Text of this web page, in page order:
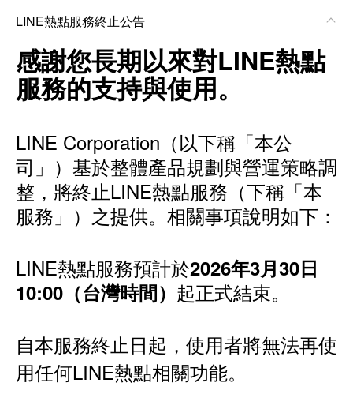
LINE熱點服務終止公告
感謝您長期以來對LINE熱點
服務的支持與使用。
LINE Corporation（以下稱「本公
司」）基於整體產品規劃與營運策略調
整，將終止LINE熱點服務（下稱「本
服務」）之提供。相關事項說明如下：
LINE熱點服務預計於2026年3月30日
10:00（台灣時間） 起正式結束。
自本服務終止日起，使用者將無法再使
用任何LINE熱點相關功能。